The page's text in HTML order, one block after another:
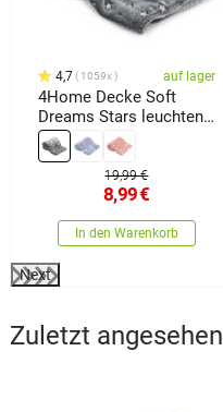
4,7 1059x auf lager
4Home Decke Soft
Dreams Stars leuchtend
Grau, 150 x 200 cm
19,99 €
8,99€
In den Warenkorb
Next
Zuletzt angesehen